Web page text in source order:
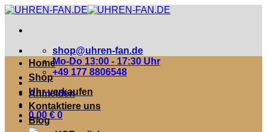
Zum
springen
shop@uhren-fan.de
Mo-Do 13:00 - 17:30 Uhr
+49 177 8806548
Anmelden
0,00 € 0
Home
Shop
Uhr verkaufen
Kontaktiere uns
Blog